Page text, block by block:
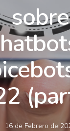
sobre
16 de Febrero de